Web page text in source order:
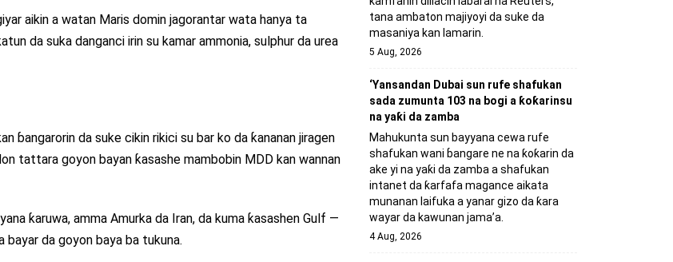
aikin a watan Maris domin jagorantar wata hanya ta
da suka danganci irin su kamar ammonia, sulphur da urea
ɓangarorin da suke cikin rikici su bar ko da ƙananan jiragen
tattara goyon bayan ƙasashe mambobin MDD kan wannan
ƙaruwa, amma Amurka da Iran, da kuma ƙasashen Gulf —
bayar da goyon baya ba tukuna.
tana ambaton majiyoyi da suke da
masaniya kan lamarin.
5 Aug, 2026
‘Yansandan Dubai sun rufe shafukan
sada zumunta 103 na bogi a ƙoƙarinsu
na yaƙi da zamba
Mahukunta sun bayyana cewa rufe
shafukan wani ɓangare ne na ƙoƙarin da
ake yi na yaƙi da zamba a shafukan
intanet da ƙarfafa magance aikata
munanan laifuka a yanar gizo da ƙara
wayar da kawunan jama’a.
4 Aug, 2026